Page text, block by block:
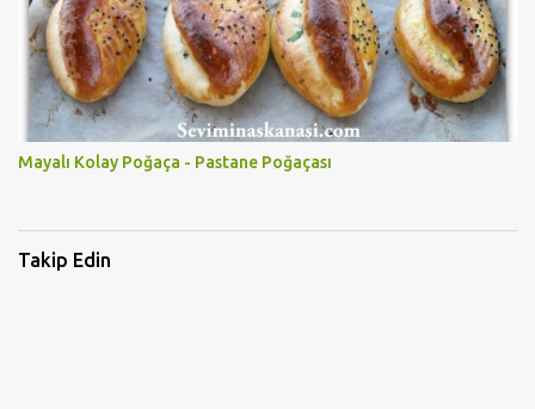
Mayalı Kolay Poğaça - Pastane Poğaçası
Takip Edin